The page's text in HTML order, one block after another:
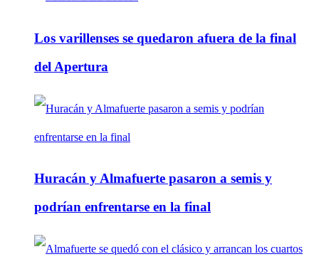
Los varillenses se quedaron afuera de la final
del Apertura
Huracán y Almafuerte pasaron a semis y
podrían enfrentarse en la final